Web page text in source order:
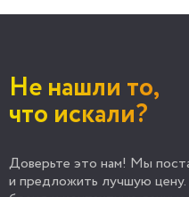
Не нашли то,
что искали?
Доверьте это нам! Мы
и предложить лучшую цену.